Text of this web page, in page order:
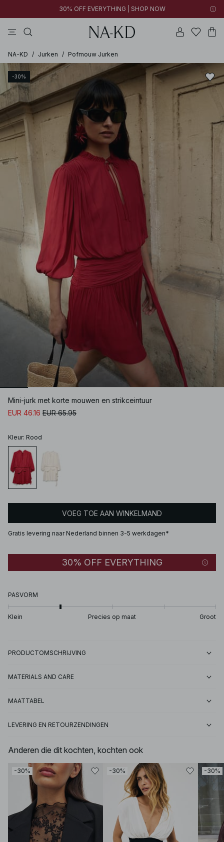
30% OFF EVERYTHING | SHOP NOW
NA-KD / Jurken / Pofmouw Jurken
-30%
Mini-jurk met korte mouwen en strikceintuur
EUR 46.16 EUR 65.95
Kleur: Rood
VOEG TOE AAN WINKELMAND
Gratis levering naar Nederland binnen 3-5 werkdagen*
30% OFF EVERYTHING
PASVORM
Klein Precies op maat Groot
PRODUCTOMSCHRIJVING
MATERIALS AND CARE
MAATTABEL
LEVERING EN RETOURZENDINGEN
Anderen die dit kochten, kochten ook
-30% -30% -30%